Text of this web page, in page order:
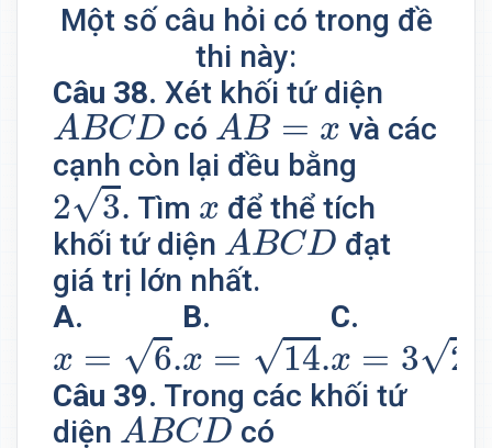
Một số câu hỏi có trong đề
thi này:
Câu 38. Xét khối tứ diện
ABCD
ABCD có AB = x
AB= x
và các
cạnh còn lại đều bằng
2√3.
23.
Tìm x
x để thể tích
khối tứ diện ABCD
ABCD
đạt
giá trị lớn nhất.
A.
x = √6.
x= B.
x = √14.
x= C.
x = 3√2
x= 2.
Câu 39. Trong các khối tứ
diện ABCD
ABCD có